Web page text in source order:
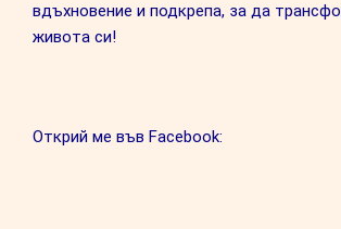
вдъхновение и подкрепа, за да
живота си!
Открий ме във Facebook: